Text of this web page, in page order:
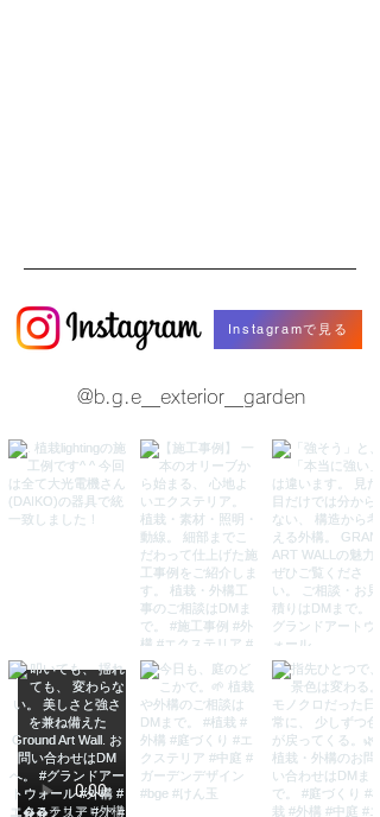
Instagramで見る
@b.g.e__exterior__garden